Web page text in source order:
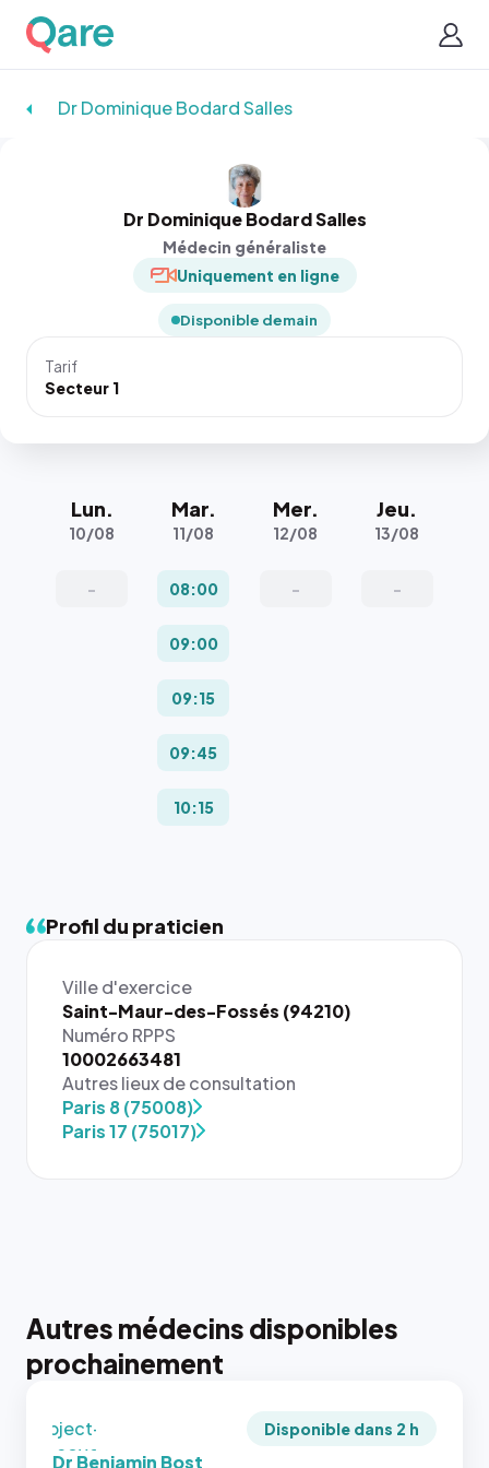
Dr Dominique Bodard Salles
Dr Dominique Bodard Salles
Médecin généraliste
Uniquement en ligne
Disponible demain
Tarif
Secteur 1
Lun.
10/08
-
Mar.
11/08
08:00
09:00
09:15
09:45
10:15
Mer.
12/08
-
Jeu.
13/08
-
Profil du praticien
Ville d'exercice
Saint-Maur-des-Fossés (94210)
Numéro RPPS
10002663481
Autres lieux de consultation
Paris 8 (75008)
Paris 17 (75017)
Autres médecins disponibles
prochainement
{# 40×40
: la taille
rendue par
`.profile-
puisque la
photo est
recadrée
`object-
fit: cover`.
Disponible dans 2 h
Dr Benjamin Bost
{# 40×40
: la taille
rendue par
picture`,
et un